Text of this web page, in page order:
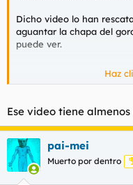
Dicho video lo han
aguantar la chapa del
puede ver.
Para obtener
página de cookies.
Aceptar cookies de
Haz
Ese video tiene
pai-mei
Muerto por dentro